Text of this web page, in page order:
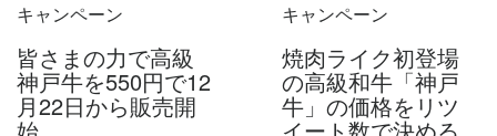
キャンペーン
皆さまの力で高級
神戸牛を550円で12
月22日から販売開
キャンペーン
焼肉ライク初登場
の高級和牛「神戸
牛」の価格をリツ